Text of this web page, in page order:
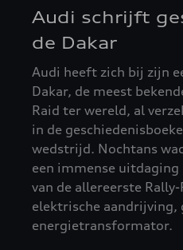
Audi schrijft
de Dakar
Audi heeft zich bij zijn
Dakar, de meest
Raid ter wereld, al
in de
wedstrijd. Nochtans
een immense
van de allereerste
elektrische aandrijving,
energietransformator.